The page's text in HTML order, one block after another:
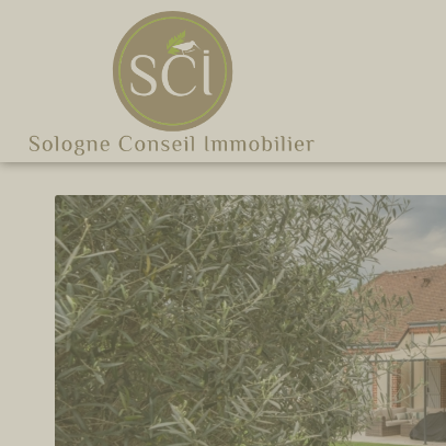
Cookies management panel